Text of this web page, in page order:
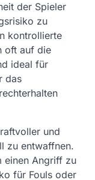
der Spieler
zu
kontrollierte
oft auf die
ideal für
das
und
zu entwaffnen.
einen Angriff zu
für Fouls oder